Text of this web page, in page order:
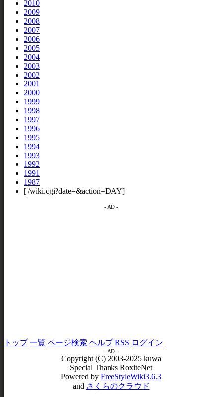
2010
2009
2008
2007
2006
2005
2004
2003
2002
2001
2000
1999
1998
1997
1996
1995
1994
1993
1992
1991
1987
[|/wiki.cgi?date=&action=DAY]
- AD -
トップ 一覧 ページ検索 ヘルプ RSS ログイン
- AD -
Copyright (C) 2003-2025 kuwa
Special Thanks RoxiteNet
Powered by FreeStyleWiki3.6.3
and さくらのクラウド